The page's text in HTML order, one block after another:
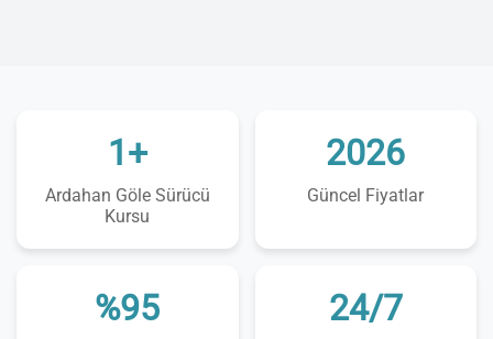
1+
Ardahan Göle Sürücü
Kursu
2026
Güncel Fiyatlar
%95 24/7